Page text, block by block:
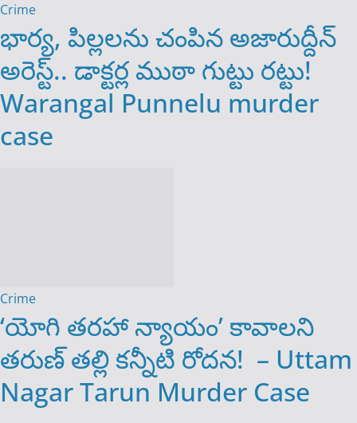
Crime
భార్య, పిల్లలను చంపిన అజారుద్దీన్
అరెస్ట్.. డాక్టర్ల ముఠా గుట్టు రట్టు! ‌‌
Warangal Punnelu murder
case
Crime
‘యోగి తరహా న్యాయం’ కావాలని
తరుణ్ తల్లి కన్నీటి రోదన! ‌‌ – Uttam
Nagar Tarun Murder Case